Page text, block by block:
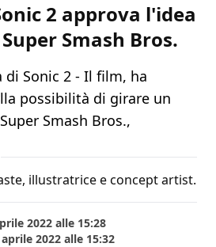
2 approva l'idea
Smash Bros.
di Sonic 2 - Il film, ha
possibilità di girare un
Smash Bros.,
illustratrice e concept artist.
2022 alle 15:28
aprile 2022 alle 15:32